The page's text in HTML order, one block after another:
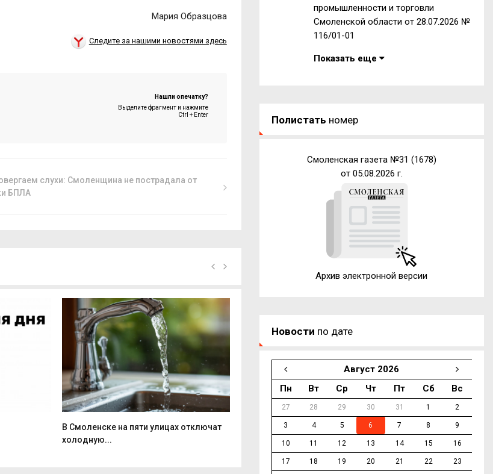
Мария Образцова
Следите за нашими новостями здесь
Нашли опечатку?
Выделите фрагмент и нажмите
Ctrl + Enter
слухи: Смоленщина не пострадала от
БПЛА
В Смоленске на пяти улицах отключат
холодную...
В Смоленске продолжается ремонт... На трассе М-1 в
промышленности и торговли
Смоленской области от 28.07.2026 №
116/01-01
Показать еще
Полистать номер
Смоленская газета №31 (1678)
от 05.08.2026 г.
Архив электронной версии
Новости по дате
Август 2026
Пн
Вт Ср Чт Пт Сб Вс
27 28 29 30 31 1 2
3 4 5 6 7 8 9
10 11 12 13 14 15 16
17 18 19 20 21 22 23